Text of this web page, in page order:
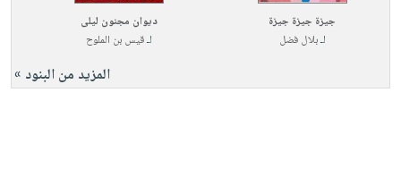
جيزة جيزة جيزة
لـبلال فضل
ديوان مجنون ليلى
لـقيس بن الملوح
المزيد من البنود »